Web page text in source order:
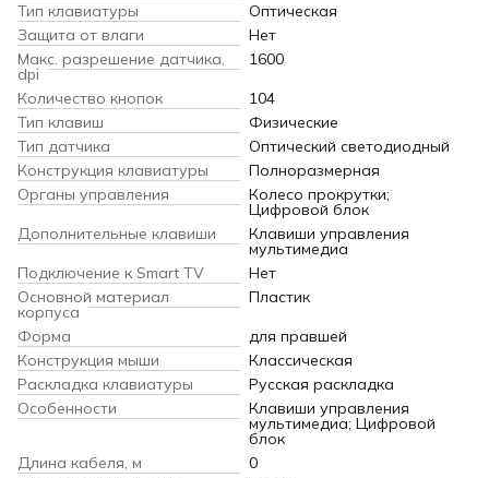
Тип клавиатуры
Оптическая
Защита от влаги
Нет
Макс. разрешение датчика,
dpi
1600
Количество кнопок
104
Тип клавиш
Физические
Тип датчика
Оптический светодиодный
Конструкция клавиатуры
Полноразмерная
Органы управления
Колесо прокрутки;
Цифровой блок
Дополнительные клавиши
Клавиши управления
мультимедиа
Подключение к Smart TV
Нет
Основной материал
корпуса
Пластик
Форма
для правшей
Конструкция мыши
Классическая
Раскладка клавиатуры
Русская раскладка
Особенности
Клавиши управления
мультимедиа; Цифровой
блок
Длина кабеля, м
0